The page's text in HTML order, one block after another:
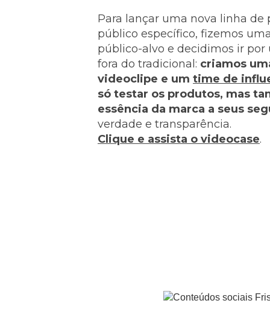
Para lançar uma nova linha de
público específico, fizemos
público-alvo e decidimos ir
fora do tradicional: criamos
videoclipe e um time de
só testar os produtos, mas
essência da marca a seus
verdade e transparência.
Clique e assista o videocase.